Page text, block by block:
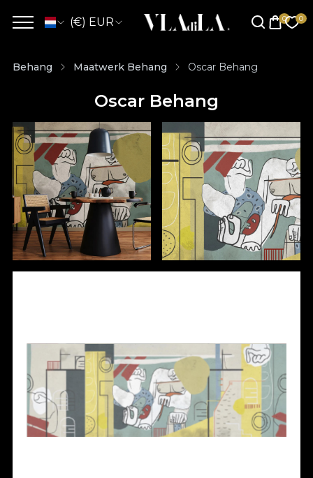
(€) EUR
Behang Maatwerk Behang Oscar Behang
Oscar Behang